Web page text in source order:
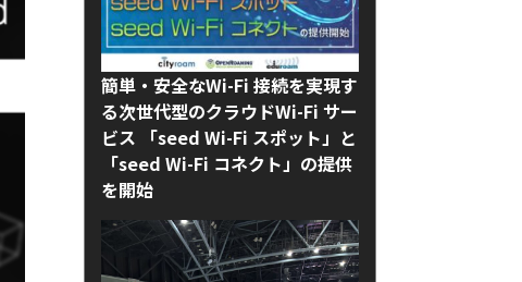
簡単・安全なWi-Fi 接続を実現す
る次世代型のクラウドWi-Fi サー
ビス 「seed Wi-Fi スポット」と
「seed Wi-Fi コネクト」の提供
を開始